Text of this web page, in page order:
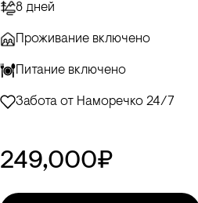
8 дней
Проживание включено
Питание включено
Забота от Наморечко 24/7
249,000₽